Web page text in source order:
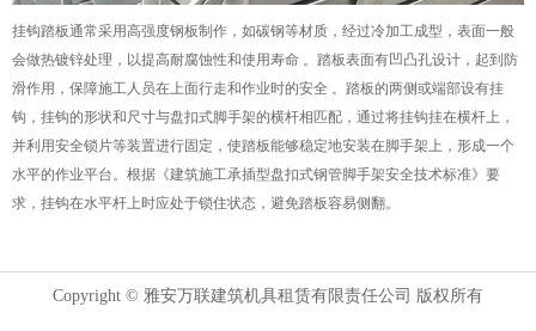
挂钩踏板通常采用高强度钢板制作，如碳钢等材质，经过冷加工成型，表面一般
会做热镀锌处理，以提高耐腐蚀性和使用寿命 。踏板表面有凹凸孔设计，起到防
滑作用，保障施工人员在上面行走和作业时的安全 。踏板的两侧或端部设有挂
钩，挂钩的形状和尺寸与盘扣式脚手架的横杆相匹配，通过将挂钩挂在横杆上，
并利用安全锁片等装置进行固定，使踏板能够稳定地安装在脚手架上，形成一个
水平的作业平台。根据《建筑施工承插型盘扣式钢管脚手架安全技术标准》要
求，挂钩在水平杆上时应处于锁住状态，避免踏板容易侧翻。
Copyright © 雅安万联建筑机具租赁有限责任公司 版权所有